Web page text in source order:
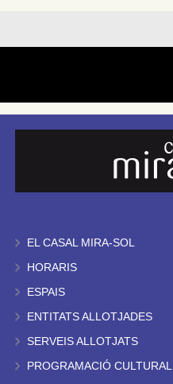
EL CASAL MIRA-SOL
HORARIS
ESPAIS
ENTITATS ALLOTJADES
SERVEIS ALLOTJATS
PROGRAMACIÓ CULTURAL